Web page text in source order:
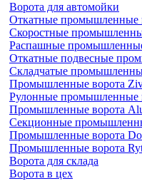
Ворота для автомойки
Откатные промышленные
Скоростные
Распашные
Откатные подвесные
Складчатые
Промышленные ворота
Рулонные промышленные
Промышленные ворота
Секционные
Промышленные ворота
Промышленные ворота
Ворота для склада
Ворота в цех